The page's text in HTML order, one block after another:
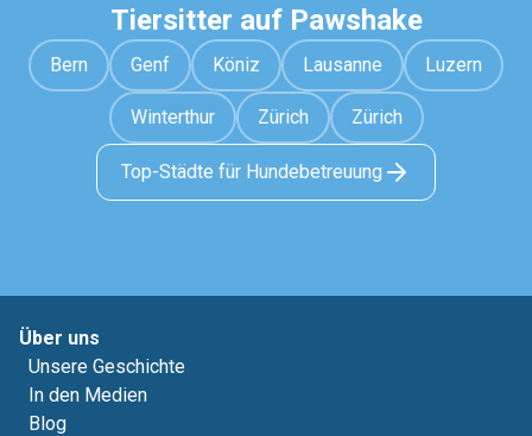
Tiersitter auf Pawshake
Bern Genf Köniz Lausanne Luzern
Winterthur Zürich Zürich
Top-Städte für Hundebetreuung
Über uns
Unsere Geschichte
In den Medien
Blog